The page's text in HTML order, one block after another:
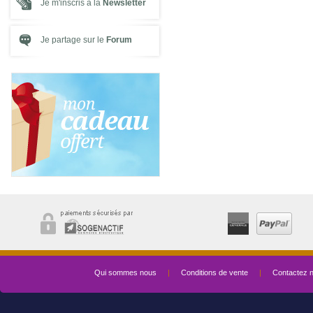
Je m'inscris à la Newsletter
Je partage sur le Forum
Qui sommes nous | Conditions de vente | Contactez